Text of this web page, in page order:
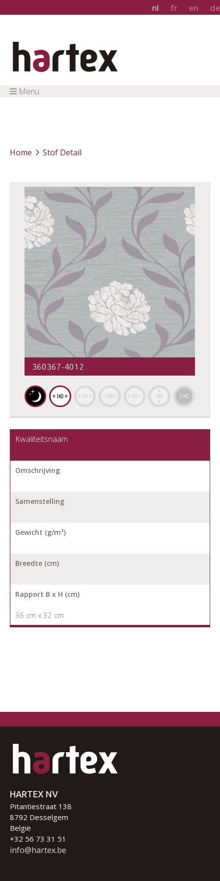
nl fr en de
Menu
Home Stof Detail
360367-4012
Kwaliteitsnaam
Omschrijving
Samenstelling
Gewicht (g/m²)
Breedte (cm)
Rapport B x H (cm)
36 cm x 32 cm
HARTEX NV
Pitantiestraat 138
8792 Desselgem
België
+32 56 73 31 51
info@hartex.be